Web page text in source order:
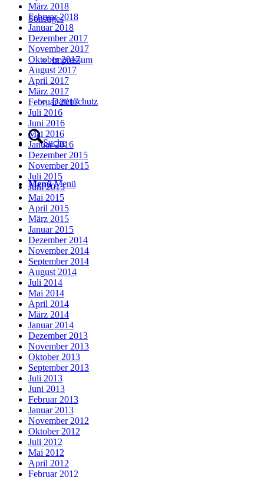
Sonstiges
Impressum
Datenschutz
Suche
Menü Menü
März 2018
Februar 2018
Januar 2018
Dezember 2017
November 2017
Oktober 2017
August 2017
April 2017
März 2017
Februar 2017
Juli 2016
Juni 2016
Mai 2016
Januar 2016
Dezember 2015
November 2015
Juli 2015
Juni 2015
Mai 2015
April 2015
März 2015
Januar 2015
Dezember 2014
November 2014
September 2014
August 2014
Juli 2014
Mai 2014
April 2014
März 2014
Januar 2014
Dezember 2013
November 2013
Oktober 2013
September 2013
Juli 2013
Juni 2013
Februar 2013
Januar 2013
November 2012
Oktober 2012
Juli 2012
Mai 2012
April 2012
Februar 2012